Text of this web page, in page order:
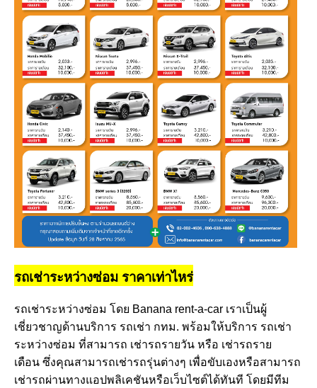
รถเช่าระหว่างซ่อม ราคาเท่าไหร่
รถเช่าระหว่างซ่อม โดย Banana rent-a-car เราเป็นผู้
เชี่ยวชาญด้านบริการ รถเช่า กทม. พร้อมให้บริการ รถเช่า
ระหว่างซ่อม ที่สามารถ เช่ารถรายวัน หรือ เช่ารถราย
เดือน ซึ่งคุณสามารถเช่ารถรุ่นต่างๆ เพื่อขับเองหรือสามารถ
เช่ารถผ่านทางแอปพลิเคชันหรือเว็บไซต์ได้ทันที โดยมีทีม